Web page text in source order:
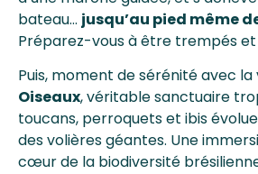
bateau… jusqu’au pied même
Préparez-vous à être trempés et
Puis, moment de sérénité avec la
Oiseaux, véritable sanctuaire
toucans, perroquets et ibis
des volières géantes. Une
cœur de la biodiversité